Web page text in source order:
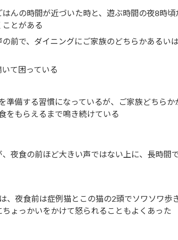
んの時間が近づいた時と、遊ぶ時間の夜8時頃
とがある
前で、ダイニングにご家族のどちらかあるい
て困っている
準備する習慣になっているが、ご家族どちらか
をもらえるまで鳴き続けている
夜食の前ほど大きい声ではない上に、長時間
、夜食前は症例猫とこの猫の2頭でソワソワ歩
ょっかいをかけて怒られることもよくあった